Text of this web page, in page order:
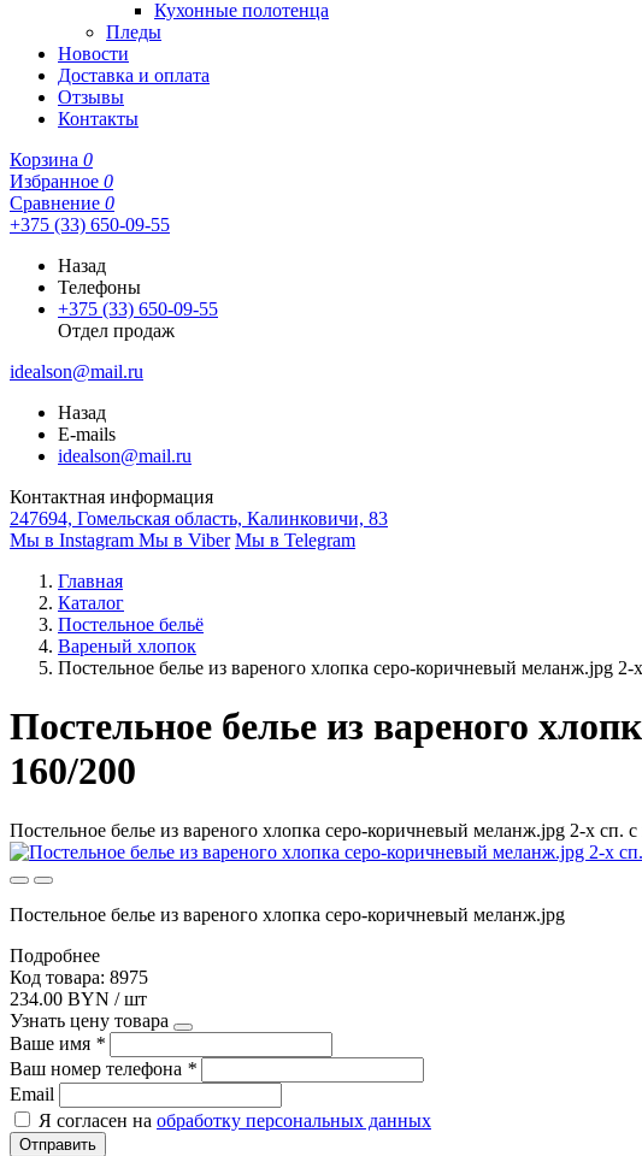
Кухонные полотенца
Пледы
Новости
Доставка и оплата
Отзывы
Контакты
Корзина 0
Избранное 0
Сравнение 0
+375 (33) 650-09-55
Назад
Телефоны
+375 (33) 650-09-55
Отдел продаж
idealson@mail.ru
Назад
E-mails
idealson@mail.ru
Контактная информация
247694, Гомельская область, Калинковичи, 83
Мы в Instagram Мы в Viber Мы в Telegram
Главная
Каталог
Постельное бельё
Вареный хлопок
Постельное белье из вареного хлопка серо-коричневый меланж.jpg 2-
Постельное белье из вареного
160/200
Постельное белье из вареного хлопка серо-коричневый меланж.jpg 2-х сп.
Постельное белье из вареного хлопка серо-коричневый меланж.jpg
Подробнее
Код товара: 8975
234.00 BYN / шт
Узнать цену товара
Ваше имя *
Ваш номер телефона *
Email
Я согласен на обработку персональных данных
Отправить